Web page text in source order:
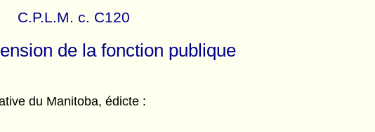
C.P.L.M. c. C120
de la fonction publique
du Manitoba, édicte :